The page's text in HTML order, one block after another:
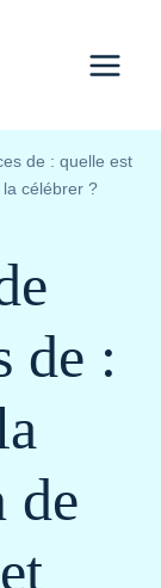
de : quelle est
célébrer ?
de :
de